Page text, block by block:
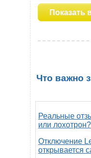
Показать
Что важно
Реальные
или лохотрон?
Отключение
открывается